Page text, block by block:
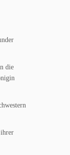
die
ihrer